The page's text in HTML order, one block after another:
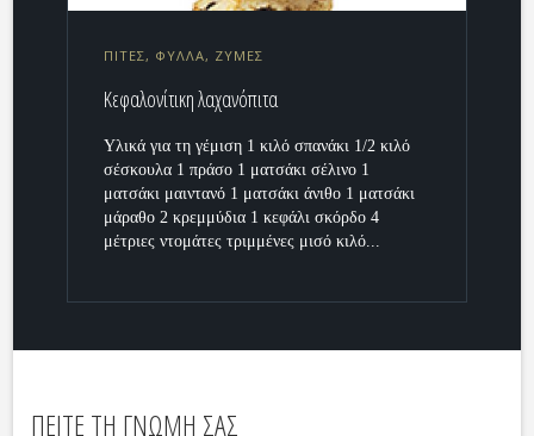
ΠΙΤΕΣ, ΦΥΛΛΑ, ΖΥΜΕΣ
Κεφαλονίτικη λαχανόπιτα
Υλικά για τη γέμιση 1 κιλό σπανάκι 1/2 κιλό
σέσκουλα 1 πράσο 1 ματσάκι σέλινο 1
ματσάκι μαιντανό 1 ματσάκι άνιθο 1 ματσάκι
μάραθο 2 κρεμμύδια 1 κεφάλι σκόρδο 4
μέτριες ντομάτες τριμμένες μισό κιλό...
ΠΕΙΤΕ ΤΗ ΓΝΩΜΗ ΣΑΣ